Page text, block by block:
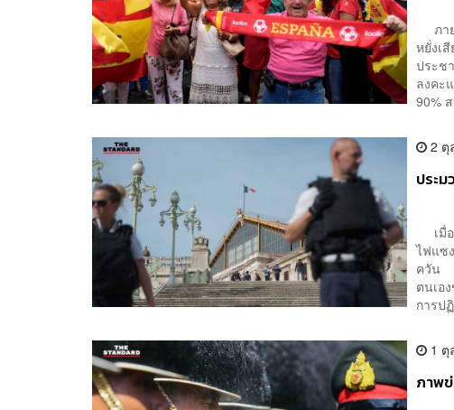
ภาย
หยั่งเ
ประช
ลงคะ
90%
2 ตุ
ประ
เมื่อ
ไฟแซ
ควัน
ตนเอ
การป
1 ตุ
ภาพ